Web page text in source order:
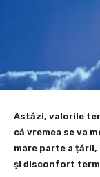
Astăzi, valorile
că vremea se va
mare parte a țării,
și disconfort